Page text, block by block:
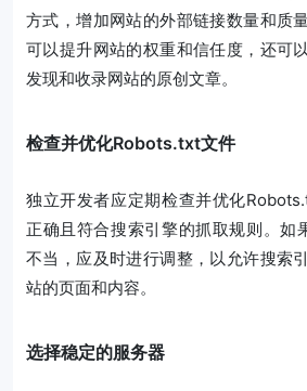
方式，增加网站的外部链接数量和质
可以提升网站的权重和信任度，还可
发现和收录网站的原创文章。
检查并优化Robots.txt文件
独立开发者应定期检查并优化
正确且符合搜索引擎的抓取规则。如
不当，应及时进行调整，以允许搜索
站的页面和内容。
选择稳定的服务器